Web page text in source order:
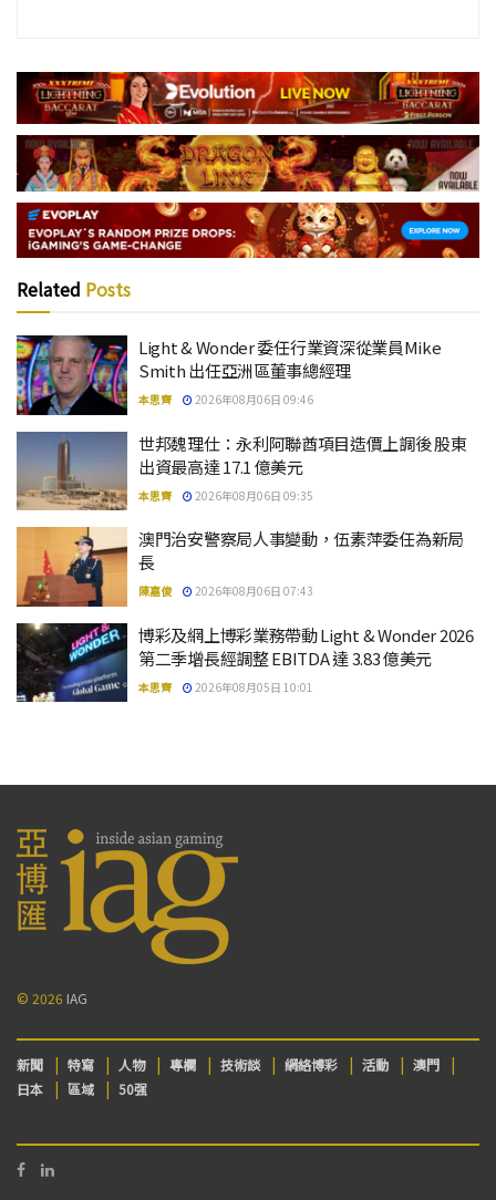
Related Posts
Light & Wonder 委任行業資深從業員Mike
Smith 出任亞洲區董事總經理
本思齊 2026年08月06日 09:46
世邦魏理仕：永利阿聯酋項目造價上調後 股東
出資最高達 17.1 億美元
本思齊 2026年08月06日 09:35
澳門治安警察局人事變動，伍素萍委任為新局
長
陳嘉俊 2026年08月06日 07:43
博彩及網上博彩業務帶動 Light & Wonder 2026
第二季增長經調整 EBITDA 達 3.83 億美元
本思齊 2026年08月05日 10:01
© 2026 IAG
新聞 特寫 人物 專欄 技術談 網絡博彩 活動
澳門
日本
區域 50强